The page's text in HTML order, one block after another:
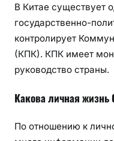
В Китае существует
государственно-
контролирует
(КПК). КПК имеет
руководство страны.
Какова личная
По отношению к